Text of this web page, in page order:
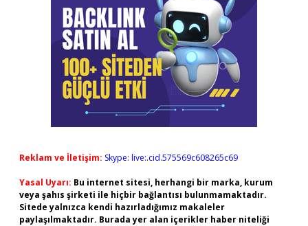
Reklam ve İletişim: Skype: live:.cid.575569c608265c69
Yasal Uyarı: Bu internet sitesi, herhangi bir marka, kurum
veya şahıs şirketi ile hiçbir bağlantısı bulunmamaktadır.
Sitede yalnızca kendi hazırladığımız makaleler
paylaşılmaktadır. Burada yer alan içerikler haber niteliği